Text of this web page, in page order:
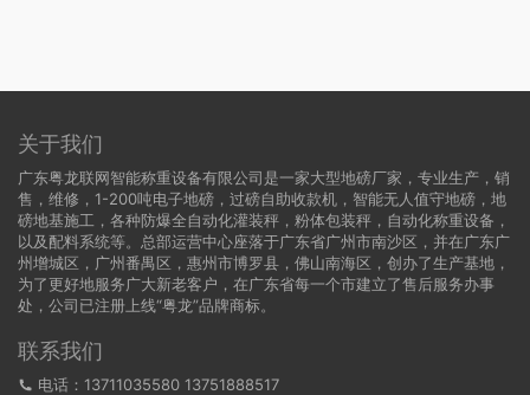
关于我们
广东粤龙联网智能称重设备有限公司是一家大型地磅厂家，专业生产，销
售，维修，1-200吨电子地磅，过磅自助收款机，智能无人值守地磅，地
磅地基施工，各种防爆全自动化灌装秤，粉体包装秤，自动化称重设备，
以及配料系统等。总部运营中心座落于广东省广州市南沙区，并在广东广
州增城区，广州番禺区，惠州市博罗县，佛山南海区，创办了生产基地，
为了更好地服务广大新老客户，在广东省每一个市建立了售后服务办事
处，公司已注册上线“粤龙”品牌商标。
联系我们
电话：13711035580 13751888517